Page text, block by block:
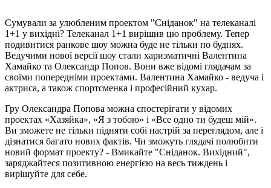
Сумували за улюбленим проектом "Сніданок" на телеканалі
1+1 у вихідні? Телеканал 1+1 вирішив цю проблему. Тепер
подивитися ранкове шоу можна буде не тільки по буднях.
Ведучими нової версії шоу стали харизматичні Валентина
Хамайко та Олександр Попов. Вони вже відомі глядачам за
своїми попередніми проектами. Валентина Хамайко - ведуча і
актриса, а також спортсменка і професійний кухар.
Гру Олександра Попова можна спостерігати у відомих
проектах «Хазяйка», «Я з тобою» і «Все одно ти будеш мій».
Ви зможете не тільки підняти собі настрій за переглядом, але і
дізнатися багато нових фактів. Чи зможуть глядачі полюбити
новий формат проекту? - Вмикайте "Сніданок. Вихідний",
заряджайтеся позитивною енергією на весь тиждень і
вирішуйте для себе.